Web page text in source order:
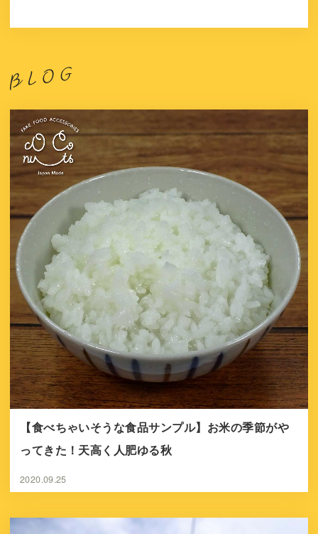
【食べちゃいそうな食品サンプル】お米の季節がや
ってきた！天高く人肥ゆる秋
2020.09.25